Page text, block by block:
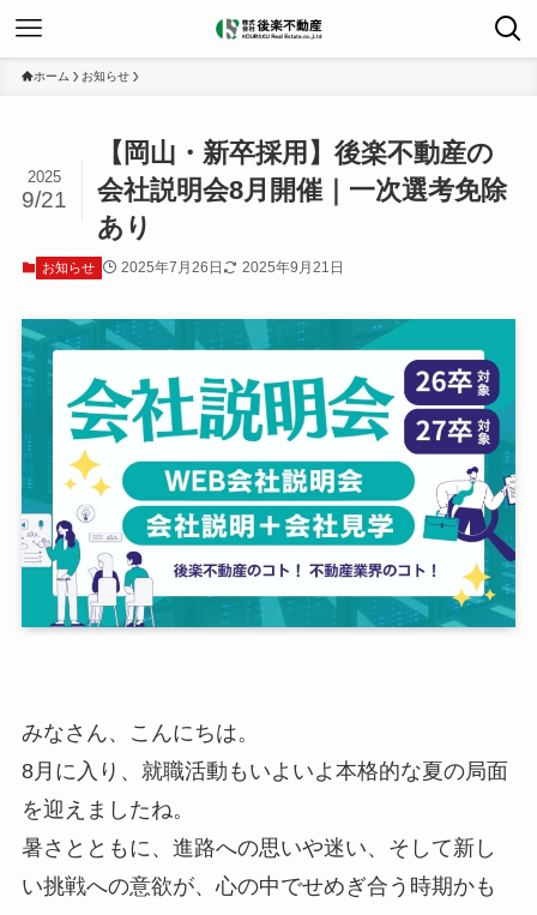
ホーム お知らせ
【岡山・新卒採用】後楽不動産の
会社説明会8月開催｜一次選考免除
あり
2025
9/21
お知らせ 2025年7月26日 2025年9月21日
みなさん、こんにちは。
8月に入り、就職活動もいよいよ本格的な夏の局面
を迎えましたね。
暑さとともに、進路への思いや迷い、そして新し
い挑戦への意欲が、心の中でせめぎ合う時期かも